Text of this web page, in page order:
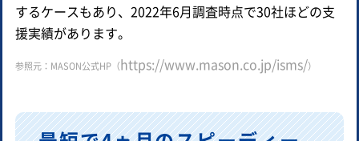
するケースもあり、2022年6月調査時点で30社ほどの支
援実績があります。
参照元：MASON公式HP（https://www.mason.co.jp/isms/）